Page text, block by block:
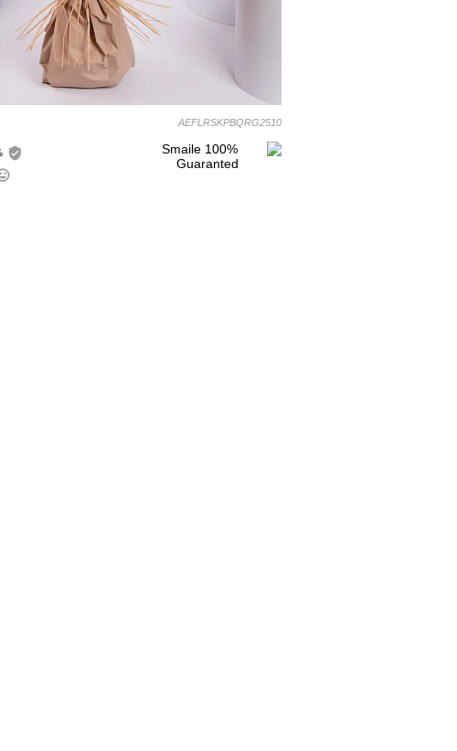
AEFLRSKPBQRG2510